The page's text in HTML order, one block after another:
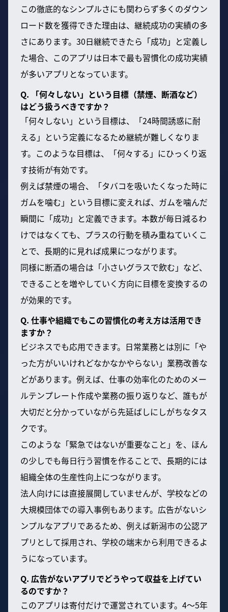
この徹底的なシンプルさにも関わらず多くのダウン
ロード数を獲得できた理由は、継続成功の実績の多
さにあります。30日継続できたら「成功」と定義し
た場合、このアプリは日本で最も習慣化の成功実績
が多いアプリとなっています。
Q. 「何々しない」という目標（禁煙、断酒など）
はどう扱うべきですか？
「何々しない」という目標は、「24時間誘惑に耐
える」という定義になるため継続が難しくなりま
す。このような目標は、「何々する」にひっくり返
す技術が有効です。
例えば禁煙の場合、「タバコを吸いたくなった時に
ガムを噛む」という目標に変えれば、ガムを噛んだ
瞬間に「成功」と定義できます。本数が毎日減るわ
けではなくても、プラスの行動を積み重ねていくこ
とで、長期的に見れば成果につながります。
同様に断酒の場合は「小さいグラスで飲む」など、
できることを増やしていく方向に目標を変換するの
が効果的です。
Q. 仕事や組織でもこの習慣化の考え方は活用でき
ますか？
ビジネスでも応用できます。日常業務とは別に「や
った方がいいけれどなかなかやらない」業務改善な
どがあります。例えば、仕事の効率化のためのメー
ルテンプレート作成や業務の振り返りなど、誰もが
大切だと分かっていながら先延ばしにしがちなタス
クです。
このような「緊急ではないが重要なこと」を、ほん
の少しでも毎日行う習慣を作ることで、長期的には
組織全体の生産性向上につながります。
法人向けには直接展開していませんが、学校などの
大規模団体での導入事例もあります。広告がないシ
ンプルなアプリであるため、例えば新潟市の公認ア
プリとして採用され、学校の端末から利用できるよ
うになっています。
Q. 広告がないアプリでどうやって収益を上げてい
るのですか？
このアプリは寄付だけで運営されています。4〜5年